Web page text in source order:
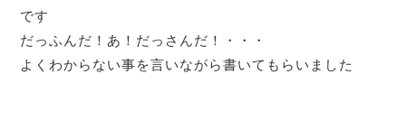
です
だっふんだ！あ！だっさんだ！・・・
よくわからない事を言いながら書いてもらいました